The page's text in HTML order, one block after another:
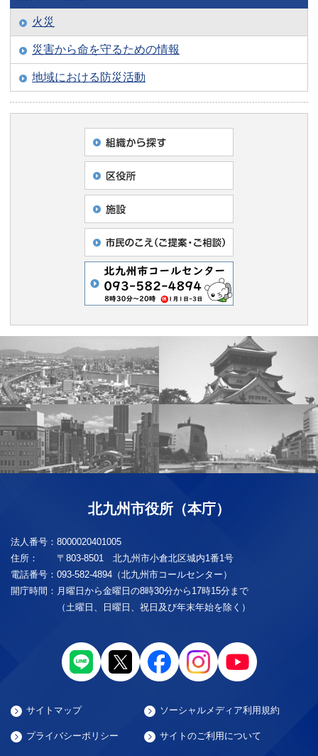
火災
災害から命を守るための情報
地域における防災活動
北九州市役所（本庁）
法人番号： 8000020401005
住所：
〒803-8501 北九州市小倉北区城内1番1号
電話番号： 093-582-4894（北九州市コールセンター）
開庁時間： 月曜日から金曜日の8時30分から17時15分まで
（土曜日、日曜日、祝日及び年末年始を除く）
サイトマップ ソーシャルメディア利用規約
プライバシーポリシー サイトのご利用について